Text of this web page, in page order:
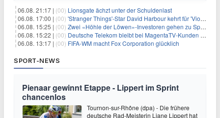
06.08. 21:17 | (00) Lionsgate ächzt unter der Schuldenlast
06.08. 17:00 | (00) 'Stranger Things'-Star David Harbour kehrt für 'Violent Night 2' zurück – Kristen Bell stößt zur Besetzung
06.08. 15:25 | (00) Zwei «Höhle der Löwen»-Investoren gehen zu Springer
06.08. 15:22 | (00) Deutsche Telekom bleibt bei MagentaTV-Kunden vage
06.08. 13:17 | (00) FIFA-WM macht Fox Corporation glücklich
SPORT-NEWS
Pienaar gewinnt Etappe - Lippert im Sprint
chancenlos
Tournon-sur-Rhône (dpa) - Die frühere
deutsche Rad-Meisterin Liane Lippert hat